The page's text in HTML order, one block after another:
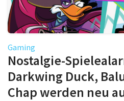
Gaming
Nostalgie-
Darkwing Duck,
Chap werden neu